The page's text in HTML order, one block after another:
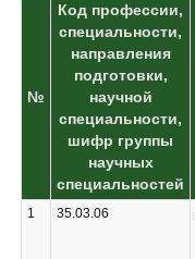
№
Код профессии,
специальности,
направления
подготовки,
научной
специальности,
шифр группы
научных
специальностей
1 35.03.06